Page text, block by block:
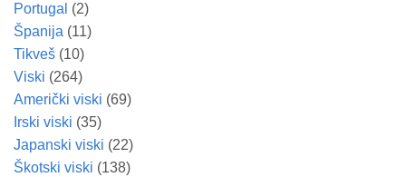
Portugal (2)
Španija (11)
Tikveš (10)
Viski (264)
Američki viski (69)
Irski viski (35)
Japanski viski (22)
Škotski viski (138)